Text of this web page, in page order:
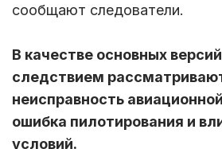
сообщают следователи.
В качестве основных
следствием
неисправность
ошибка пилотирования и
условий.